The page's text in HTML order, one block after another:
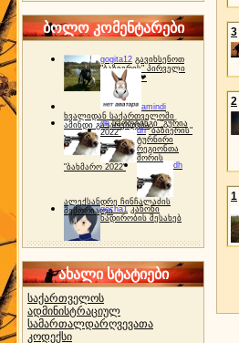
ბოლო კომენტარები
gogita12 გავიხსენოთ
"ბაზიერის" პირველი
ტურნირი ❤
amindi
ხვალიდან საქართველოში
ამინდი გაუარესდება
dh სპორტინგი "გურია
2022"
dh "ბაზიერის"
ტურნირი
რეგიონთა
შორის
"ბახმარო 2022"
dh
ალექსანდრე ჩინჩალაძის
მემორიალიgocha1 კანონი
ნადირობის შესახებ
ახალი სტატიები
საქართველოს
ადმინისტრაციულ
სამართალდარღვევათა
კოდექსი
3
2
1